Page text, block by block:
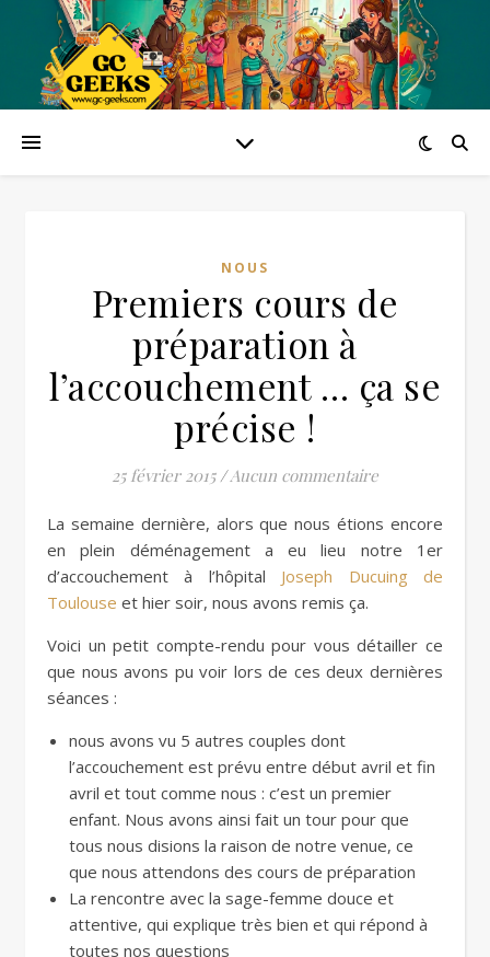
NOUS
Premiers cours de
préparation à
l’accouchement … ça se
précise !
25 février 2015 /Aucun commentaire
La semaine dernière, alors que nous étions encore
en plein déménagement a eu lieu notre 1er
d’accouchement à l’hôpital Joseph Ducuing de
Toulouse et hier soir, nous avons remis ça.
Voici un petit compte-rendu pour vous détailler ce
que nous avons pu voir lors de ces deux dernières
séances :
nous avons vu 5 autres couples dont
l’accouchement est prévu entre début avril et fin
avril et tout comme nous : c’est un premier
enfant. Nous avons ainsi fait un tour pour que
tous nous disions la raison de notre venue, ce
que nous attendons des cours de préparation
La rencontre avec la sage-femme douce et
attentive, qui explique très bien et qui répond à
toutes nos questions